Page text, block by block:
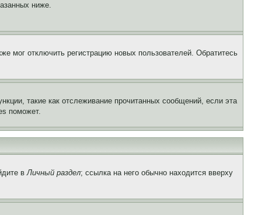
ниже.
мог отключить регистрацию новых пользователей. Обратитесь
такие как отслеживание прочитанных сообщений, если эта
поможет.
вЛичный раздел; ссылка на него обычно находится вверху